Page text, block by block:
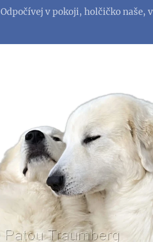
Odpočívej v pokoji, holčičko naše,